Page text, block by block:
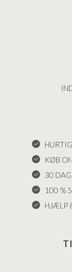
KØB
30
100 %
HJÆLP